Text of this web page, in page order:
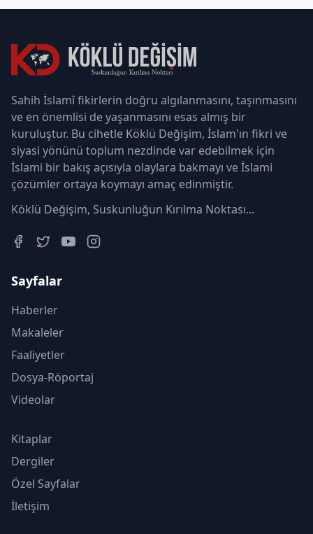
Sahih İslamî fikirlerin doğru algılanmasını, taşınmasını
ve en önemlisi de yaşanmasını esas almış bir
kuruluştur. Bu cihetle Köklü Değişim, İslam'ın fikri ve
siyasi yönünü toplum nezdinde var edebilmek için
İslami bir bakış açısıyla olaylara bakmayı ve İslami
çözümler ortaya koymayı amaç edinmiştir.
Köklü Değişim, Suskunluğun Kırılma Noktası...
Sayfalar
Haberler
Makaleler
Faaliyetler
Dosya-Röportaj
Videolar
Kitaplar
Dergiler
Özel Sayfalar
İletişim